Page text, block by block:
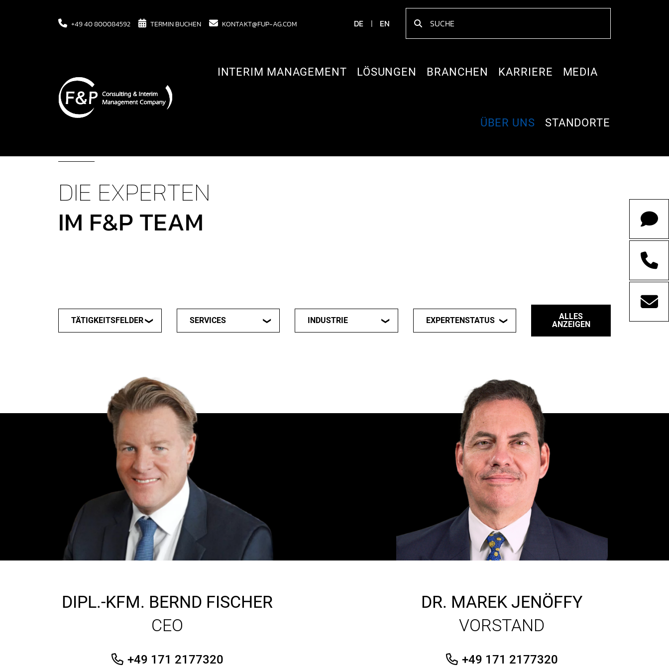
+49 40 800084592 TERMIN BUCHEN KONTAKT@FUP-AG.COM DE EN
INTERIM MANAGEMENT LÖSUNGEN BRANCHEN KARRIERE MEDIA
ÜBER UNS STANDORTE
DIE EXPERTEN
IM F&P TEAM
TÄTIGKEITSFELDER SERVICES INDUSTRIE EXPERTENSTATUS
ALLES
ANZEIGEN
DIPL.-KFM. BERND FISCHER
CEO
+49 171 2177320
DR. MAREK JENÖFFY
VORSTAND
+49 171 2177320